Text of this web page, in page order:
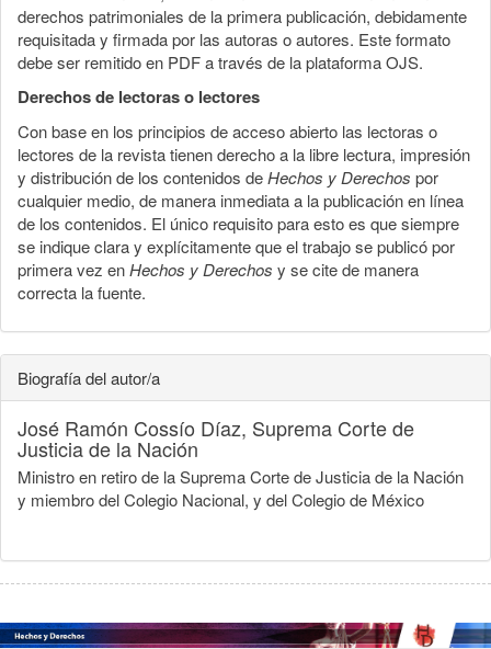
derechos patrimoniales de la primera publicación, debidamente
requisitada y firmada por las autoras o autores. Este formato
debe ser remitido en PDF a través de la plataforma OJS.
Derechos de lectoras o lectores
Con base en los principios de acceso abierto las lectoras o
lectores de la revista tienen derecho a la libre lectura, impresión
y distribución de los contenidos deHechos y Derechos por
cualquier medio, de manera inmediata a la publicación en línea
de los contenidos. El único requisito para esto es que siempre
se indique clara y explícitamente que el trabajo se publicó por
primera vez enHechos y Derechos y se cite de manera
correcta la fuente.
Biografía del autor/a
José Ramón Cossío Díaz, Suprema Corte de
Justicia de la Nación
Ministro en retiro de la Suprema Corte de Justicia de la Nación
y miembro del Colegio Nacional, y del Colegio de México